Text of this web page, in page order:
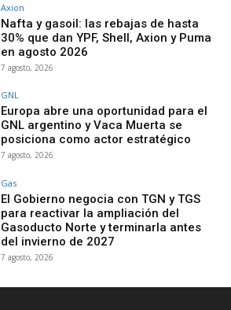
Axion
Nafta y gasoil: las rebajas de hasta
30% que dan YPF, Shell, Axion y Puma
en agosto 2026
7 agosto, 2026
GNL
Europa abre una oportunidad para el
GNL argentino y Vaca Muerta se
posiciona como actor estratégico
7 agosto, 2026
Gas
El Gobierno negocia con TGN y TGS
para reactivar la ampliación del
Gasoducto Norte y terminarla antes
del invierno de 2027
7 agosto, 2026